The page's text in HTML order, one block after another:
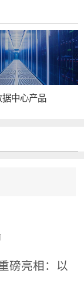
据中心产品
磅亮相：以
驱动AI与